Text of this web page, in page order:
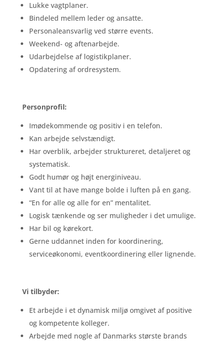
Lukke vagtplaner.
Bindeled mellem leder og ansatte.
Personaleansvarlig ved større events.
Weekend- og aftenarbejde.
Udarbejdelse af logistikplaner.
Opdatering af ordresystem.
Personprofil:
Imødekommende og positiv i en telefon.
Kan arbejde selvstændigt.
Har overblik, arbejder struktureret, detaljeret og
systematisk.
Godt humør og højt energiniveau.
Vant til at have mange bolde i luften på en gang.
“En for alle og alle for en” mentalitet.
Logisk tænkende og ser muligheder i det umulige.
Har bil og kørekort.
Gerne uddannet inden for koordinering,
serviceøkonomi, eventkoordinering eller lignende.
Vi tilbyder:
Et arbejde i et dynamisk miljø omgivet af positive
og kompetente kolleger.
Arbejde med nogle af Danmarks største brands